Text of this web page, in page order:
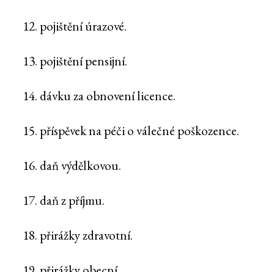
12. pojištění úrazové.
13. pojištění pensijní.
14. dávku za obnovení licence.
15. příspěvek na péči o válečné poškozence.
16. daň výdělkovou.
17. daň z příjmu.
18. přirážky zdravotní.